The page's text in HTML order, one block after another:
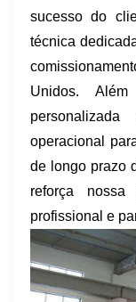
sucesso do
técnica
Unidos. Além
operacional
de longo prazo
reforça nossa
profissional e